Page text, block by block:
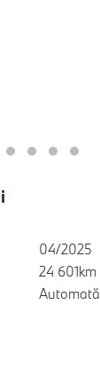
04/2025
24 601km
Automată